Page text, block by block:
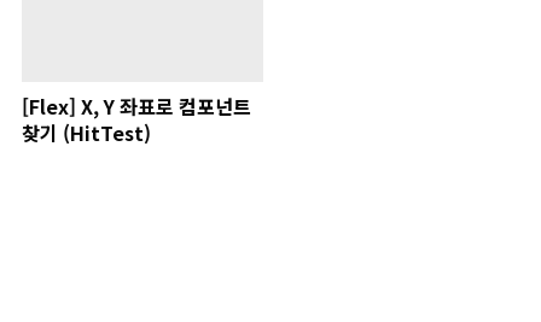
[Flex] X, Y 좌표로 컴포넌트
찾기 (HitTest)